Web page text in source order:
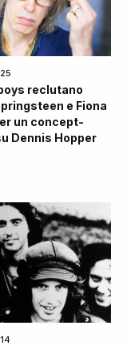
reclutano
e Fiona
un concept-
Dennis Hopper